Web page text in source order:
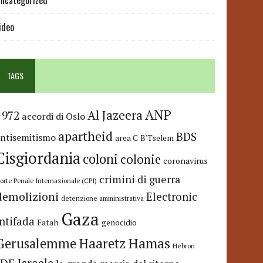
TAGS
accordi di OsloAl JazeeraANP
apartheid area C B'Tselem BDS
coloni colonie coronavirus
Penale Internazionale (CPI) crimini di guerra
detenzione amministrativa Electronic
Fatah Gaza genocidio
HaaretzHamas Hebron